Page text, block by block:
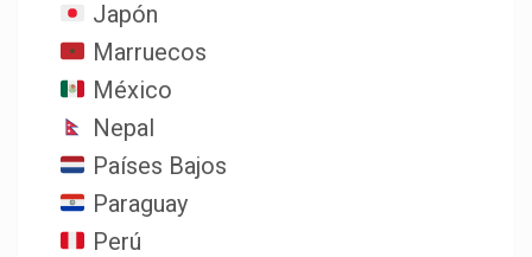
Japón
Marruecos
México
Nepal
Países Bajos
Paraguay
Perú